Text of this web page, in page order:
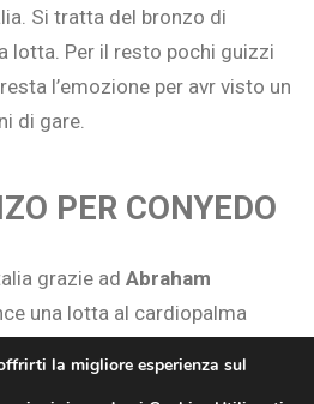
Si tratta del bronzo di
lotta. Per il resto pochi guizzi
l’emozione per avr visto un
di gare.
PER CONYEDO
grazie ad Abraham
una lotta al cardiopalma
lottatore era stato ripescato
la migliore esperienza sul